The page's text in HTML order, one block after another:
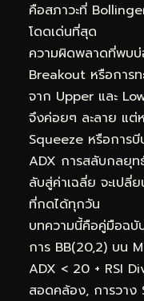
คือสภาวะที่
โดดเด่นที่สุด
ความผิดพลาดที่พบ
Breakout หรือการ
จาก Upper และ
จึงค่อยๆ ละลาย แ
Squeeze หรือการ
ADX การสลับกลยุท
ลับสู่ค่าเฉลี่ย จะเปลี่
ที่กดได้ทุกวัน
บทความนี้คือคู่มือฉ
การ BB(20,2) บน
ADX < 20 + RSI
สอดคล้อง, การวาง